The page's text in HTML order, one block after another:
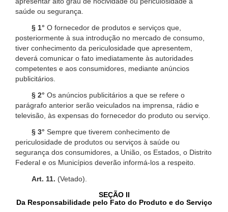
saúde ou segurança.
§ 1° O fornecedor de produtos e serviços que,
posteriormente à sua introdução no mercado de consumo,
tiver conhecimento da periculosidade que apresentem,
deverá comunicar o fato imediatamente às autoridades
competentes e aos consumidores, mediante anúncios
publicitários.
§ 2° Os anúncios publicitários a que se refere o
parágrafo anterior serão veiculados na imprensa, rádio e
televisão, às expensas do fornecedor do produto ou serviço.
§ 3° Sempre que tiverem conhecimento de
periculosidade de produtos ou serviços à saúde ou
segurança dos consumidores, a União, os Estados, o Distrito
Federal e os Municípios deverão informá-los a respeito.
Art. 11. (Vetado).
SEÇÃO II
Da Responsabilidade pelo Fato do Produto e do Serviço